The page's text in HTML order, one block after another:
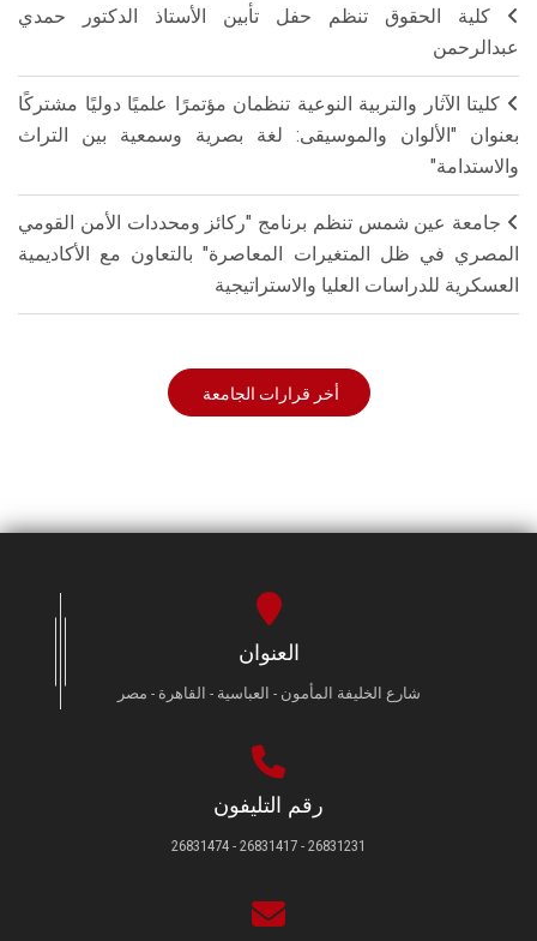
كلية الحقوق تنظم حفل تأبين الأستاذ الدكتور حمدي
عبدالرحمن
كليتا الآثار والتربية النوعية تنظمان مؤتمرًا علميًا دوليًا مشتركًا
بعنوان "الألوان والموسيقى: لغة بصرية وسمعية بين التراث
والاستدامة"
جامعة عين شمس تنظم برنامج "ركائز ومحددات الأمن القومي
المصري في ظل المتغيرات المعاصرة" بالتعاون مع الأكاديمية
العسكرية للدراسات العليا والاستراتيجية
أخر قرارات الجامعة
العنوان
شارع الخليفة المأمون - العباسية - القاهرة - مصر
رقم التليفون
26831231 - 26831417 - 26831474